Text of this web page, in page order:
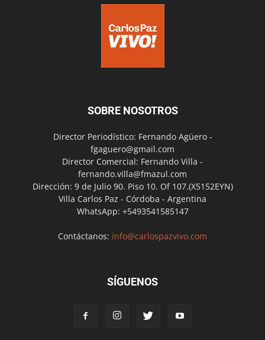
SOBRE NOSOTROS
Director Periodístico: Fernando Agüero -
fgaguero@gmail.com
Director Comercial: Fernando Villa -
fernando.villa@fmazul.com
Dirección: 9 de Julio 90. Piso 10. Of 107.(X5152EYN)
Villa Carlos Paz - Córdoba - Argentina
WhatsApp: +5493541585147
Contáctanos: info@carlospazvivo.com
SÍGUENOS